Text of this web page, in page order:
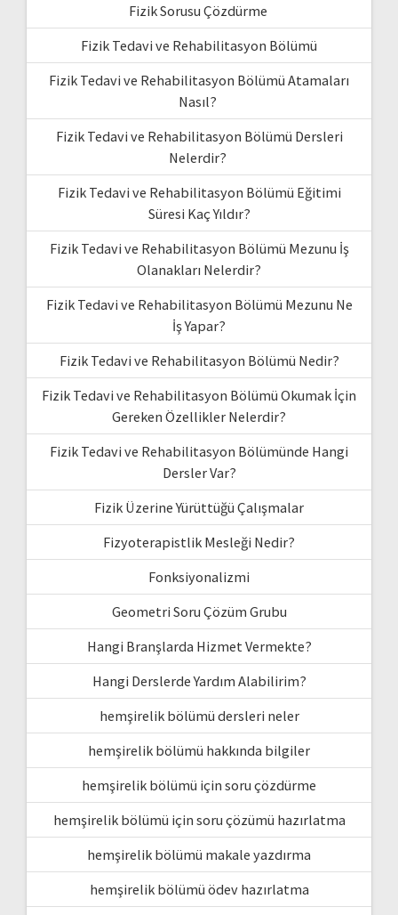
Fizik Sorusu Çözdürme
Fizik Tedavi ve Rehabilitasyon Bölümü
Fizik Tedavi ve Rehabilitasyon Bölümü Atamaları
Nasıl?
Fizik Tedavi ve Rehabilitasyon Bölümü Dersleri
Nelerdir?
Fizik Tedavi ve Rehabilitasyon Bölümü Eğitimi
Süresi Kaç Yıldır?
Fizik Tedavi ve Rehabilitasyon Bölümü Mezunu İş
Olanakları Nelerdir?
Fizik Tedavi ve Rehabilitasyon Bölümü Mezunu Ne
İş Yapar?
Fizik Tedavi ve Rehabilitasyon Bölümü Nedir?
Fizik Tedavi ve Rehabilitasyon Bölümü Okumak İçin
Gereken Özellikler Nelerdir?
Fizik Tedavi ve Rehabilitasyon Bölümünde Hangi
Dersler Var?
Fizik Üzerine Yürüttüğü Çalışmalar
Fizyoterapistlik Mesleği Nedir?
Fonksiyonalizmi
Geometri Soru Çözüm Grubu
Hangi Branşlarda Hizmet Vermekte?
Hangi Derslerde Yardım Alabilirim?
hemşirelik bölümü dersleri neler
hemşirelik bölümü hakkında bilgiler
hemşirelik bölümü için soru çözdürme
hemşirelik bölümü için soru çözümü hazırlatma
hemşirelik bölümü makale yazdırma
hemşirelik bölümü ödev hazırlatma